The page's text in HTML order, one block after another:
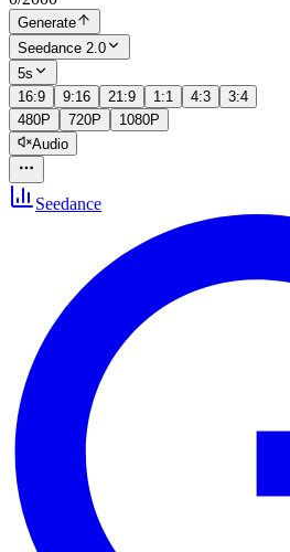
Generate
Seedance 2.0
5s
16:9
9:16 21:9 1:1 4:3
3:4
480P
720P
1080P
Audio
Seedance